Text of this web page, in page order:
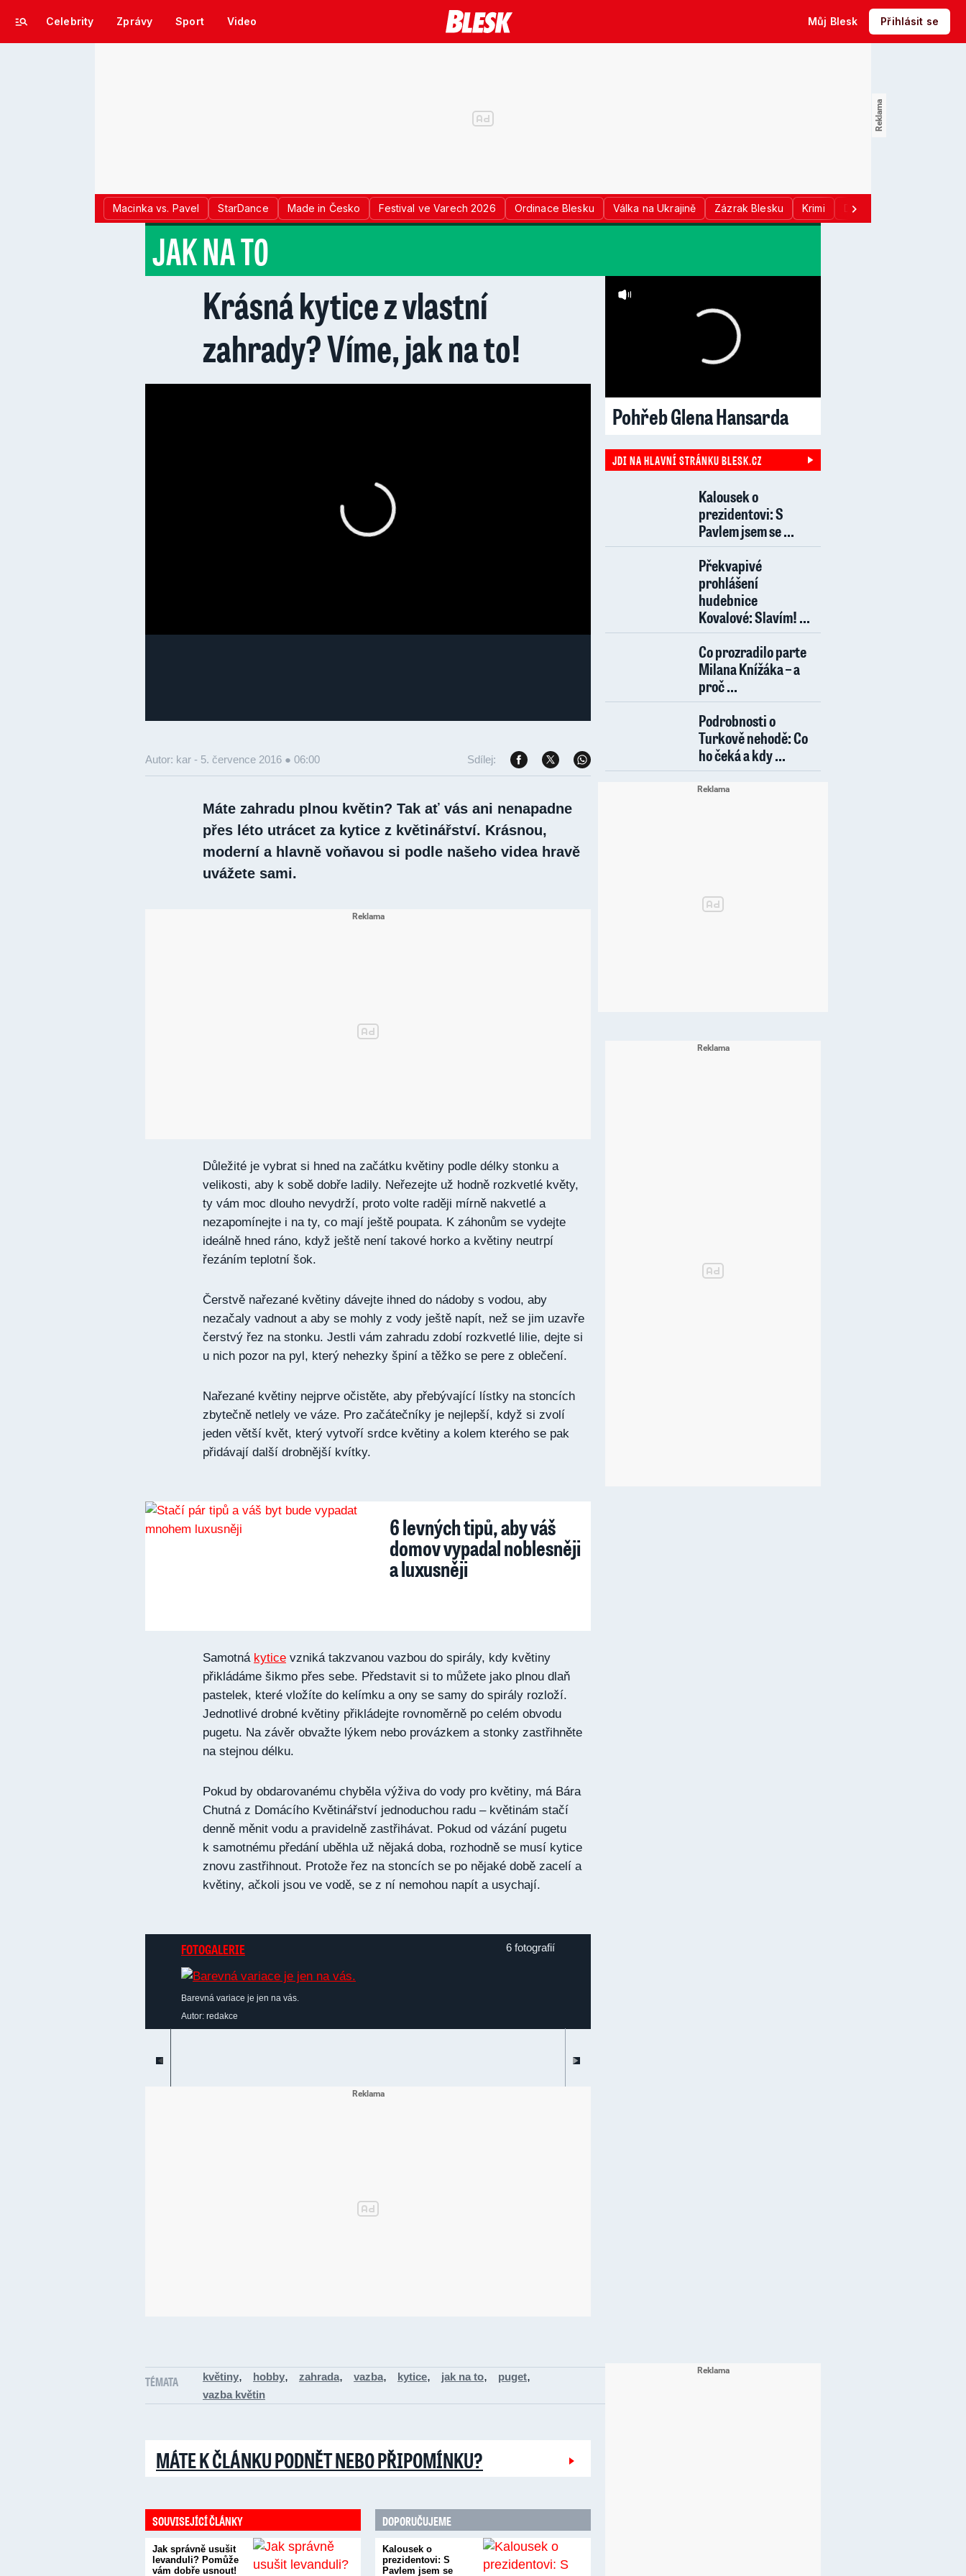
Celebrity Zprávy Sport Video Můj Blesk Přihlásit se
Macinka vs. Pavel StarDance Made in Česko Festival ve Varech 2026 Ordinace Blesku Válka na Ukrajině Zázrak Blesku Krimi Donald Trump
JAK NA TO
Krásná kytice z vlastní
zahrady? Víme, jak na to!
Autor: kar - 5. července 2016 ● 06:00 Sdílej:
Máte zahradu plnou květin? Tak ať vás ani nenapadne
přes léto utrácet za kytice z květinářství. Krásnou,
moderní a hlavně voňavou si podle našeho videa hravě
uvážete sami.
Důležité je vybrat si hned na začátku květiny podle délky stonku a
velikosti, aby k sobě dobře ladily. Neřezejte už hodně rozkvetlé květy,
ty vám moc dlouho nevydrží, proto volte raději mírně nakvetlé a
nezapomínejte i na ty, co mají ještě poupata. K záhonům se vydejte
ideálně hned ráno, když ještě není takové horko a květiny neutrpí
řezáním teplotní šok.
Čerstvě nařezané květiny dávejte ihned do nádoby s vodou, aby
nezačaly vadnout a aby se mohly z vody ještě napít, než se jim uzavře
čerstvý řez na stonku. Jestli vám zahradu zdobí rozkvetlé lilie, dejte si
u nich pozor na pyl, který nehezky špiní a těžko se pere z oblečení.
Nařezané květiny nejprve očistěte, aby přebývající lístky na stoncích
zbytečně netlely ve váze. Pro začátečníky je nejlepší, když si zvolí
jeden větší květ, který vytvoří srdce květiny a kolem kterého se pak
přidávají další drobnější kvítky.
6 levných tipů, aby váš
domov vypadal noblesněji
a luxusněji
Samotná kytice vzniká takzvanou vazbou do spirály, kdy květiny
přikládáme šikmo přes sebe. Představit si to můžete jako plnou dlaň
pastelek, které vložíte do kelímku a ony se samy do spirály rozloží.
Jednotlivé drobné květiny přikládejte rovnoměrně po celém obvodu
pugetu. Na závěr obvažte lýkem nebo provázkem a stonky zastřihněte
na stejnou délku.
Pokud by obdarovanému chyběla výživa do vody pro květiny, má Bára
Chutná z Domácího Květinářství jednoduchou radu – květinám stačí
denně měnit vodu a pravidelně zastřihávat. Pokud od vázání pugetu
k samotnému předání uběhla už nějaká doba, rozhodně se musí kytice
znovu zastřihnout. Protože řez na stoncích se po nějaké době zacelí a
květiny, ačkoli jsou ve vodě, se z ní nemohou napít a usychají.
FOTOGALERIE 6 fotografií
Barevná variace je jen na vás.
Autor: redakce
TÉMATA květiny, hobby, zahrada, vazba, kytice, jak na to, puget,
vazba květin
MÁTE K ČLÁNKU PODNĚT NEBO PŘIPOMÍNKU?
SOUVISEJÍCÍ ČLÁNKY
Jak správně usušit
levanduli? Pomůže
vám dobře usnout!
DOPORUČUJEME
Kalousek o
prezidentovi: S
Pavlem jsem se
Pohřeb Glena Hansarda
JDI NA HLAVNÍ STRÁNKU BLESK.CZ
Kalousek o
prezidentovi: S
Pavlem jsem se ...
Překvapivé
prohlášení
hudebnice
Kovalové: Slavím! ...
Co prozradilo parte
Milana Knížáka – a
proč ...
Podrobnosti o
Turkově nehodě: Co
ho čeká a kdy ...